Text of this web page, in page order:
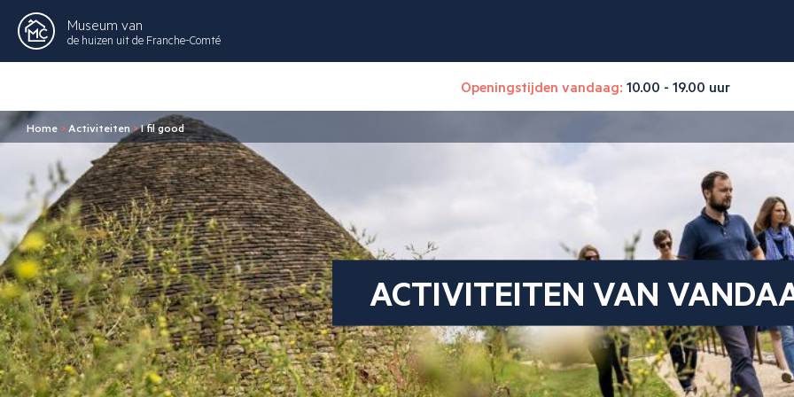
Museum van
de huizen uit de Franche-Comté
Openingstijden vandaag: 10.00 - 19.00 uur
Home > Activiteiten >I fil good
ACTIVITEITEN VAN